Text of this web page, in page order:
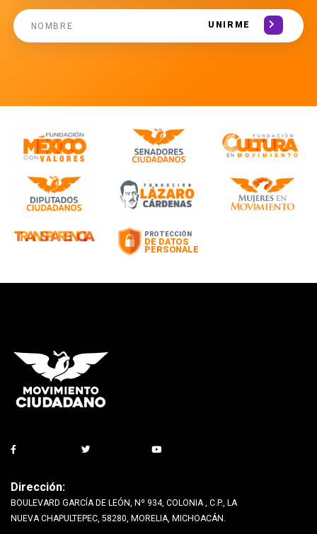
UNIRME
Dirección:
BOULEVARD GARCÍA DE LEÓN, Nº 934, COLONIA , C.P., LA
NUEVA CHAPULTEPEC, 58280, MORELIA, MICHOACÁN.